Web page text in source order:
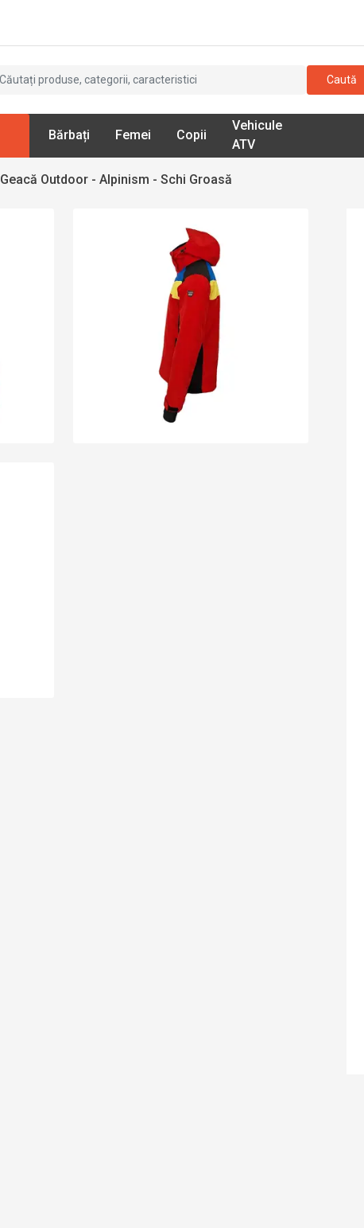
Caută
Bărbați Femei Copii
Vehicule
ATV
Geacă Outdoor - Alpinism - Schi Groasă